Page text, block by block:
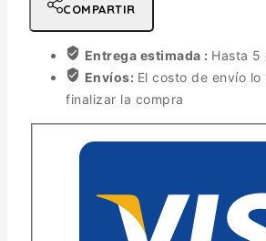
COMPARTIR
Entrega estimada : Hasta 5
Envíos: El costo de envío
finalizar la compra